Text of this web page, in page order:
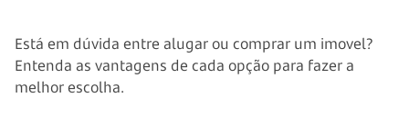
Está em dúvida entre alugar ou comprar um imovel?
Entenda as vantagens de cada opção para fazer a
melhor escolha.